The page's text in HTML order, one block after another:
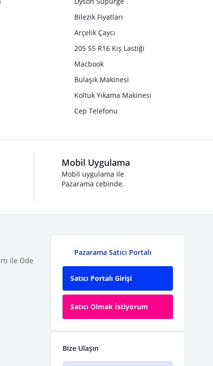
Bilezik Fiyatları
Arçelik Çaycı
205 55 R16 Kış Lastiği
Macbook
Bulaşık Makinesi
Koltuk Yıkama Makinesi
Cep Telefonu
Mobil Uygulama
Mobil uygulama ile
Pazarama cebinde.
ile Öde
Pazarama Satıcı Portalı
Satıcı Portalı Girişi
Satıcı Olmak İstiyorum
Bize Ulaşın